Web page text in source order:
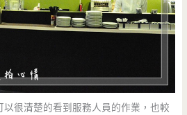
很清楚的看到服務人員的作業，也較